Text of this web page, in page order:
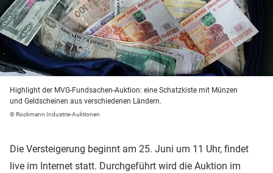
Highlight der MVG-Fundsachen-Auktion: eine Schatzkiste mit Münzen
und Geldscheinen aus verschiedenen Ländern.
© Rockmann Industrie-Auktionen
Die Versteigerung beginnt am 25. Juni um 11 Uhr, findet
live im Internet statt. Durchgeführt wird die Auktion im